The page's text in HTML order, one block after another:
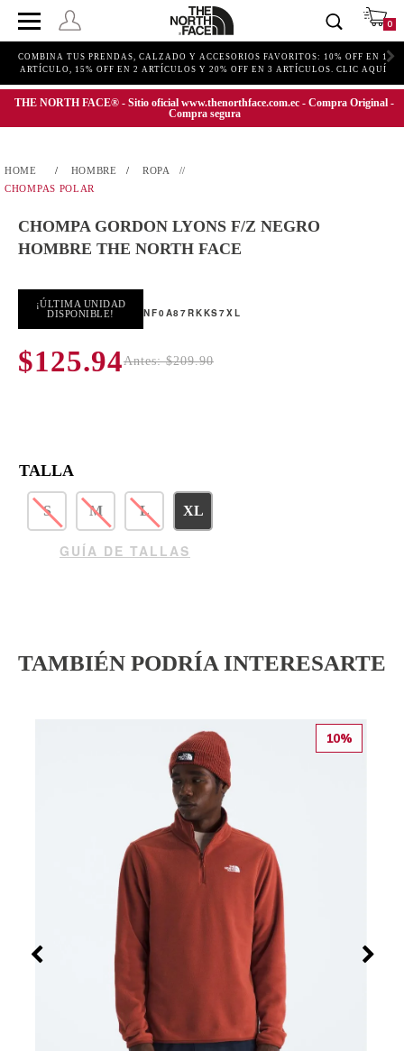
0
COMBINA TUS PRENDAS, CALZADO Y ACCESORIOS FAVORITOS: 10% OFF EN 1
ARTÍCULO, 15% OFF EN 2 ARTÍCULOS Y 20% OFF EN 3 ARTÍCULOS. CLIC AQUÍ
THE NORTH FACE® - Sitio oficial www.thenorthface.com.ec - Compra Original -
Compra segura
HOMBRE
ROPA
CHOMPAS POLAR
CHOMPA GORDON LYONS F/Z NEGRO
HOMBRE THE NORTH FACE
¡ÚLTIMA UNIDAD
DISPONIBLE!
NF0A87RKKS7XL
$125.94Antes: $209.90
TALLA
S M L XL
GUÍA DE TALLAS
TAMBIÉN PODRÍA INTERESARTE
10%